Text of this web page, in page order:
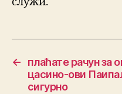
←
плаћате рачун за
цасино-ови
сигурно